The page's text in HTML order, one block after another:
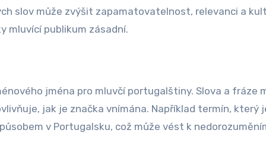
slov může zvýšit zapamatovatelnost, relevanci a
mluvící publikum zásadní.
jména pro mluvčí portugalštiny. Slova a fráze
jak je značka vnímána. Například termín, který
v Portugalsku, což může vést k